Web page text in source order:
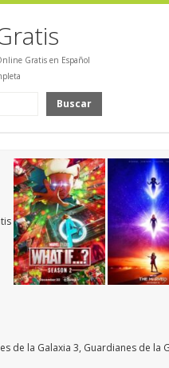
Gratis en Español
Buscar